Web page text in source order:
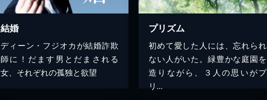
結婚
ディーン・フジオカが結婚詐欺
師に！だます男とだまされる
女、それぞれの孤独と欲望
プリズム
初めて愛した人には、忘れられ
ない人がいた。緑豊かな庭園を
造りながら、３人の思いがプ
リ...